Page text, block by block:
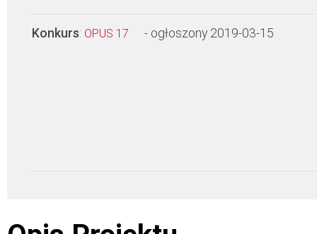
Konkurs: OPUS 17 - ogłoszony 2019-03-15